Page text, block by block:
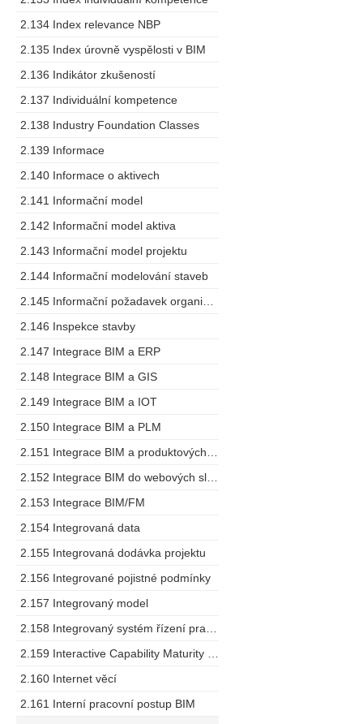
2.134 Index relevance NBP
2.135 Index úrovně vyspělosti v BIM
2.136 Indikátor zkušeností
2.137 Individuální kompetence
2.138 Industry Foundation Classes
2.139 Informace
2.140 Informace o aktivech
2.141 Informační model
2.142 Informační model aktiva
2.143 Informační model projektu
2.144 Informační modelování staveb
2.146 Inspekce stavby
2.147 Integrace BIM a ERP
2.148 Integrace BIM a GIS
2.149 Integrace BIM a IOT
2.150 Integrace BIM a PLM
2.153 Integrace BIM/FM
2.154 Integrovaná data
2.155 Integrovaná dodávka projektu
2.156 Integrované pojistné podmínky
2.157 Integrovaný model
2.160 Internet věcí
2.161 Interní pracovní postup BIM